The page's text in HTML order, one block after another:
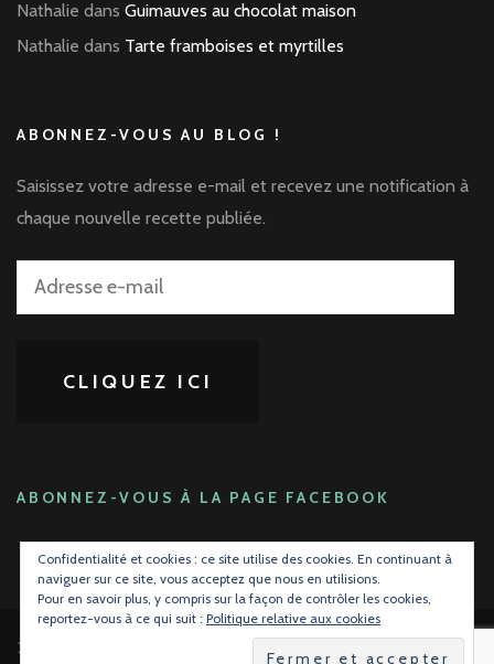
Nathalie dans Guimauves au chocolat maison
Nathalie dans Tarte framboises et myrtilles
ABONNEZ-VOUS AU BLOG !
Saisissez votre adresse e-mail et recevez une notification à
chaque nouvelle recette publiée.
Adresse
CLIQUEZ ICI
ABONNEZ-VOUS À LA PAGE FACEBOOK
2026 Copyright
Confidentialité et cookies : ce site utilise des cookies. En continuant à
naviguer sur ce site, vous acceptez que nous en utilisions.
Pour en savoir plus, y compris sur la façon de contrôler les cookies,
reportez-vous à ce qui suit : Politique relative aux cookies